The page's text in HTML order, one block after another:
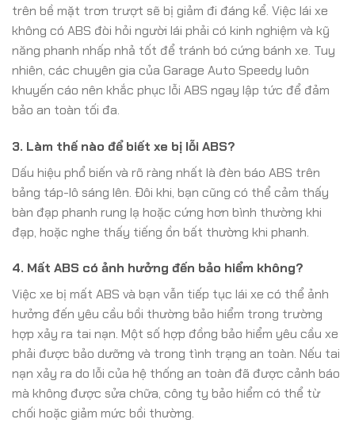
trên bề mặt trơn trượt sẽ bị giảm đi đáng kể. Việc lái xe
không có ABS đòi hỏi người lái phải có kinh nghiệm và kỹ
năng phanh nhấp nhả tốt để tránh bó cứng bánh xe. Tuy
nhiên, các chuyên gia của Garage Auto Speedy luôn
khuyến cáo nên khắc phục lỗi ABS ngay lập tức để đảm
bảo an toàn tối đa.
3. Làm thế nào để biết xe bị lỗi ABS?
Dấu hiệu phổ biến và rõ ràng nhất là đèn báo ABS trên
bảng táp-lô sáng lên. Đôi khi, bạn cũng có thể cảm thấy
bàn đạp phanh rung lạ hoặc cứng hơn bình thường khi
đạp, hoặc nghe thấy tiếng ồn bất thường khi phanh.
4. Mất ABS có ảnh hưởng đến bảo hiểm không?
Việc xe bị mất ABS và bạn vẫn tiếp tục lái xe có thể ảnh
hưởng đến yêu cầu bồi thường bảo hiểm trong trường
hợp xảy ra tai nạn. Một số hợp đồng bảo hiểm yêu cầu xe
phải được bảo dưỡng và trong tình trạng an toàn. Nếu tai
nạn xảy ra do lỗi của hệ thống an toàn đã được cảnh báo
mà không được sửa chữa, công ty bảo hiểm có thể từ
chối hoặc giảm mức bồi thường.